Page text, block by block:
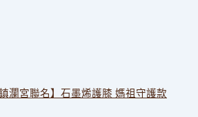
鎮瀾宮聯名】石墨烯護膝 媽祖守護款